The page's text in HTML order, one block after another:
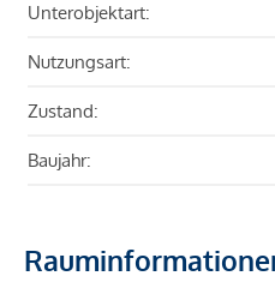
Unterobjektart:
Nutzungsart:
Zustand:
Baujahr: